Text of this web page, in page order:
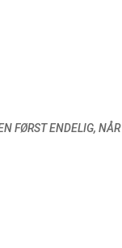
FØRST ENDELIG,